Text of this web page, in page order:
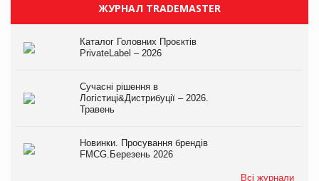
ЖУРНАЛ TRADEMASTER
Каталог Головних Проєктів
PrivateLabel – 2026
Сучасні рішення в
Логістиці&Дистрибуції – 2026.
Травень
Новинки. Просування брендів
FMCG.Березень 2026
Всі журнали